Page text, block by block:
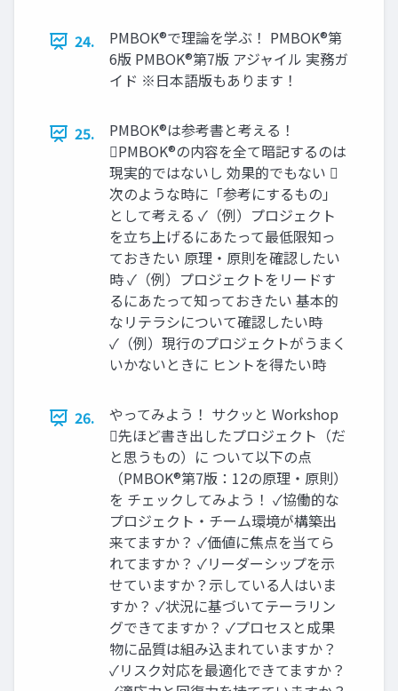
24.
PMBOK®で理論を学ぶ！ PMBOK®第
6版 PMBOK®第7版 アジャイル 実務ガ
イド ※日本語版もあります！
25.
PMBOK®は参考書と考える！
PMBOK®の内容を全て暗記するのは
現実的ではないし 効果的でもない 
次のような時に「参考にするもの」
として考える ✓（例）プロジェクト
を立ち上げるにあたって最低限知っ
ておきたい 原理・原則を確認したい
時 ✓（例）プロジェクトをリードす
るにあたって知っておきたい 基本的
なリテラシについて確認したい時
✓（例）現行のプロジェクトがうまく
いかないときに ヒントを得たい時
26.
やってみよう！ サクッと Workshop
先ほど書き出したプロジェクト（だ
と思うもの）に ついて以下の点
（PMBOK®第7版：12の原理・原則）
を チェックしてみよう！ ✓協働的な
プロジェクト・チーム環境が構築出
来てますか？ ✓価値に焦点を当てら
れてますか？ ✓リーダーシップを示
せていますか？示している人はいま
すか？ ✓状況に基づいてテーラリン
グできてますか？ ✓プロセスと成果
物に品質は組み込まれていますか？
✓リスク対応を最適化できてますか？